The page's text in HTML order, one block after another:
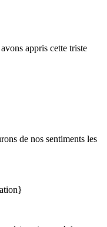
appris cette triste
de nos sentiments les